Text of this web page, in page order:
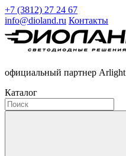
+7 (3812) 27 24 67
info@dioland.ru Контакты
официальный партнер Arlight
Каталог